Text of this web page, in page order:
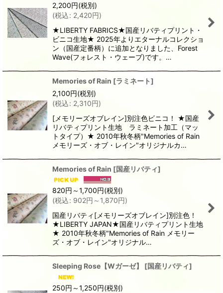
2,200円(税別)
(税込: 2,420円)
★LIBERTY FABRICS★国産リバティプリント・
ビニコ生地★ 2025年よりエターナルコレクショ
ン（国産定番柄）に追加となりました、Forest
Wave(フォレスト・ウェーブ)です。…
Memories of Rain [ラミネート]
2,100円(税別)
(税込: 2,310円)
[メモリーズオブレイン]別注色ビニコ！ ★国産
リバティプリント生地 ラミネート加工（マッ
トタイプ）★ 2010年秋冬柄"Memories of Rain
メモリーズ・オブ・レイン"オリジナルカ…
Memories of Rain [国産リバティ]
820円 ～1,700円(税別)
(税込: 902円 ～1,870円)
国産リバティ[メモリーズオブレイン]別注色！
★LIBERTY JAPAN★国産リバティプリント生地
★ 2010年秋冬柄"Memories of Rain メモリー
ズ・オブ・レイン"オリジナル…
Sleeping Rose【Wガーゼ】 [国産リバティ]
250円 ～1,250円(税別)